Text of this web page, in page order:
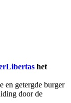
het
en getergde burger
door de